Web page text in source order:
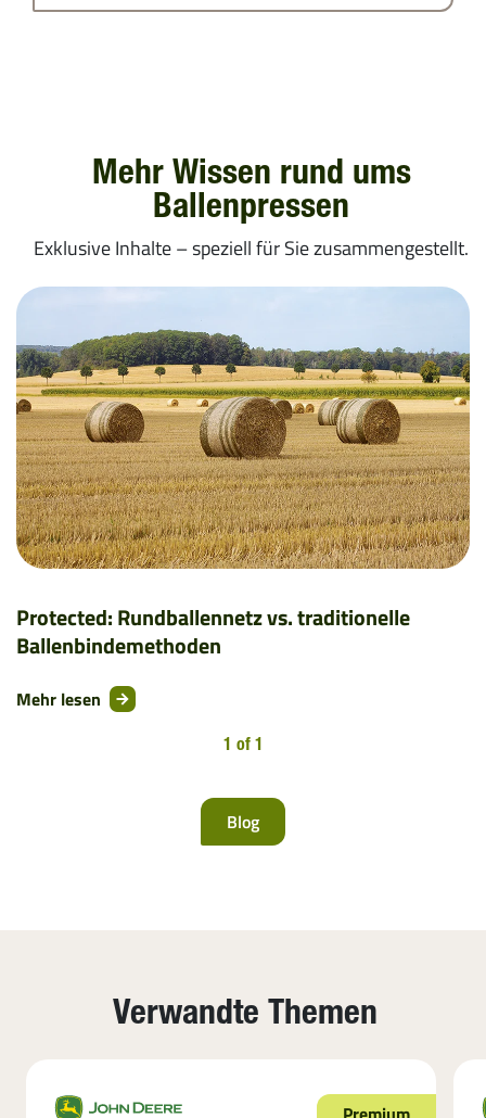
Mehr Wissen rund ums
Ballenpressen
Exklusive Inhalte – speziell für Sie zusammengestellt.
Protected: Rundballennetz vs. traditionelle
Ballenbindemethoden
Mehr lesen
1 of 1
Blog
Verwandte Themen